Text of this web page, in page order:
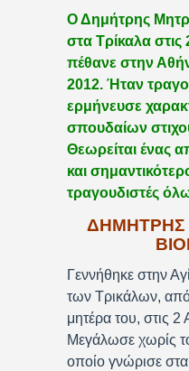
Ο Δημήτρης
στα Τρίκαλα στις
πέθανε στην
2012. Ήταν
ερμήνευσε
σπουδαίων
Θεωρείται ένας
και
τραγουδιστές
Γεννήθηκε στην
των Τρικάλων,
μητέρα του, στις 2
Μεγάλωσε χωρίς
οποίο γνώρισε